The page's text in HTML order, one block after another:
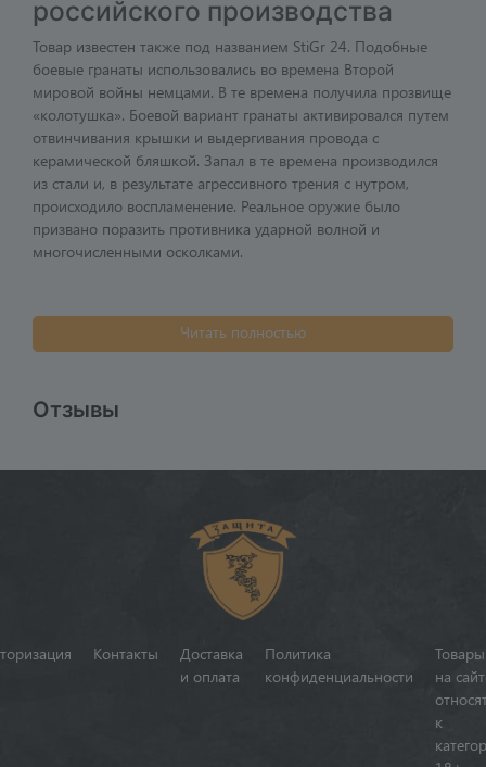
российского производства
Товар известен также под названием StiGr 24. Подобные
боевые гранаты использовались во времена Второй
мировой войны немцами. В те времена получила прозвище
«колотушка». Боевой вариант гранаты активировался путем
отвинчивания крышки и выдергивания провода с
керамической бляшкой. Запал в те времена производился
из стали и, в результате агрессивного трения с нутром,
происходило воспламенение. Реальное оружие было
призвано поразить противника ударной волной и
многочисленными осколками.
Читать полностью
Отзывы
Контакты
Доставка
и оплата
Политика
конфиденциальности
Товары
на
к